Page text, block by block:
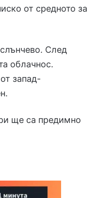
от средното за
След
облачнос.
запад-
ще са предимно